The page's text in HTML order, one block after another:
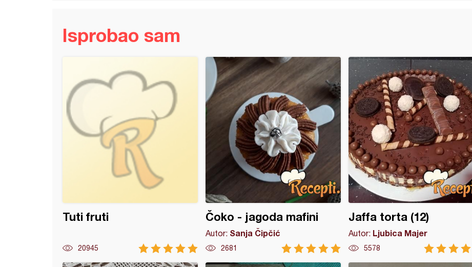
Isprobao sam
Tuti fruti
20945
Čoko - jagoda mafini
Autor: Sanja Čipčić
2681
Jaffa torta (12)
Autor: Ljubica Majer
5578